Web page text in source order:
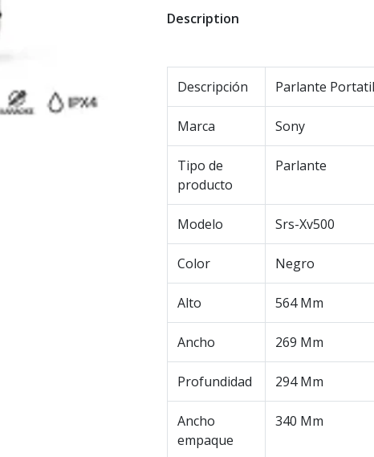
Description
Descripción Parlante
Marca Sony
Tipo de
producto
Parlante
Modelo Srs-Xv500
Color Negro
Alto 564 Mm
Ancho 269 Mm
Profundidad 294 Mm
Ancho
empaque
340 Mm